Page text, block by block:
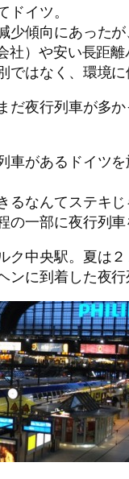
ドイツ。
少傾向にあった
社）や安い長距
ではなく、環境
だ夜行列車が多
車があるドイツ
るなんてステキじ
の一部に夜行列車
ク中央駅。夏は２
ンに到着した夜行